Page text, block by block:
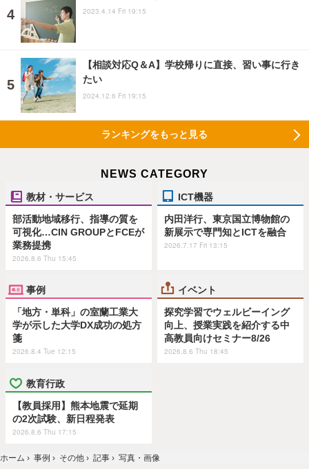
2023.4.14 Fri 19:15
【相談対応Q＆A】学校帰りに直接、習い事に行き
たい
2024.12.6 Fri 19:15
ランキングをもっと見る
NEWS CATEGORY
教材・サービス
部活動地域移行、指導の質を
可視化…CIN GROUPとFCEが
業務提携
2026.8.6 Thu 15:45
ICT機器
内田洋行、東京国立博物館の
新展示で専門知とICTを融合
2026.7.17 Fri 13:15
事例
「地方・単科」の室蘭工業大
学が示した大学DX成功の処方
箋
2026.8.4 Tue 12:15
イベント
探究学習でウェルビーイング
向上、授業実践を紹介する中
高教員向けセミナー8/26
2026.8.6 Thu 18:45
教育行政
【教員採用】熊本地震で延期
の2次試験、新日程発表
2026.8.6 Thu 17:15
ホーム › 事例 › その他 › 記事 › 写真・画像